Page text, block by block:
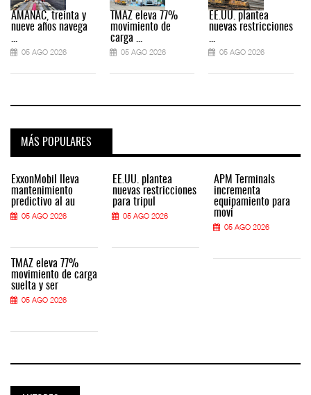
AMANAC, treinta y
nueve años navega
...
05 AGO 2026
TMAZ eleva 77%
movimiento de
carga ...
05 AGO 2026
EE.UU. plantea
nuevas restricciones
...
05 AGO 2026
MÁS POPULARES
ExxonMobil lleva
mantenimiento
predictivo al au
05 AGO 2026
TMAZ eleva 77%
movimiento de carga
suelta y ser
05 AGO 2026
EE.UU. plantea
nuevas restricciones
para tripul
05 AGO 2026
APM Terminals
incrementa
equipamiento para
movi
05 AGO 2026